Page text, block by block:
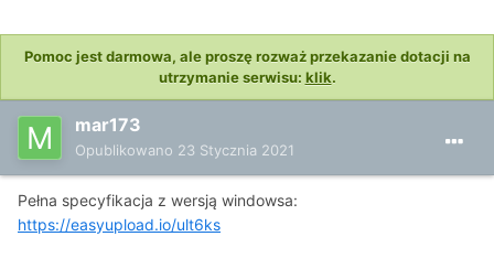
Pomoc jest darmowa, ale proszę rozważ przekazanie dotacji na
utrzymanie serwisu: klik.
mar173
Opublikowano 23 Stycznia 2021
Pełna specyfikacja z wersją windowsa:
https://easyupload.io/ult6ks